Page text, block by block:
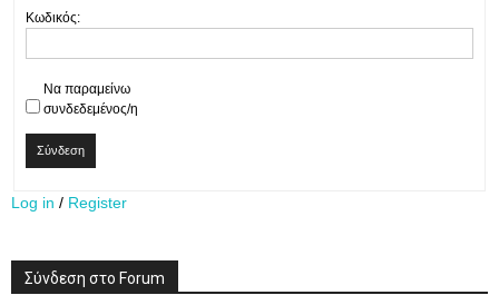
Κωδικός:
Να παραμείνω
συνδεδεμένος/η
Σύνδεση
Log in / Register
Σύνδεση στο Forum